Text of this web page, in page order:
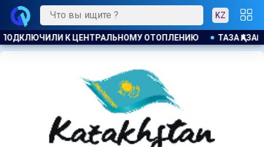
KZ
ТАЗА ҚАЗАҚСТАН : БОЛЕЕ 22 ТЫС. ЖИТЕЛЕЙ